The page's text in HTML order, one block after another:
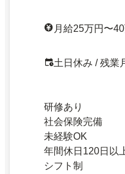
月給25万円〜
土日休み / 残業
研修あり
社会保険完備
未経験OK
年間休日120日以
シフト制